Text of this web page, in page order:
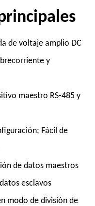
de voltaje amplio DC
y
maestro RS-485 y
Fácil de
de datos maestros
esclavos
modo de división de